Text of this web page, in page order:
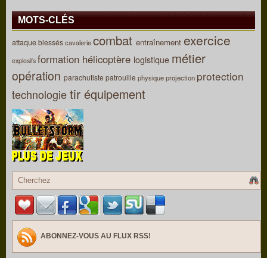
MOTS-CLÉS
attaqueblesséscavaleriecombat entraînement exercice
explosifs formation hélicoptère logistique métier
opération parachutiste patrouille physiqueprojection protection
technologietir équipement
ABONNEZ-VOUS AU FLUX RSS!